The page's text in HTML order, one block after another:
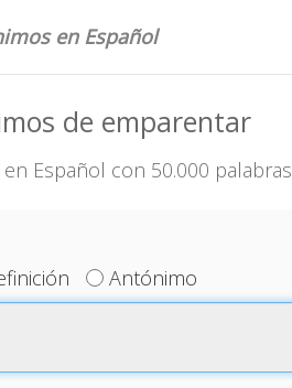
en Español
de emparentar
Español con 50.000 palabras
Antónimo